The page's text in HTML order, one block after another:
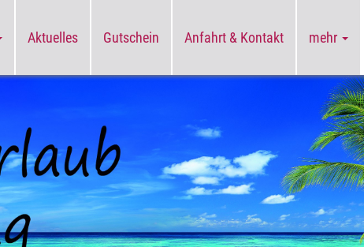
Aktuelles Gutschein Anfahrt & Kontakt mehr